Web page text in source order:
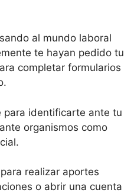
al mundo laboral
te hayan pedido tu
completar formularios
para identificarte ante tu
organismos como
realizar aportes
o abrir una cuenta